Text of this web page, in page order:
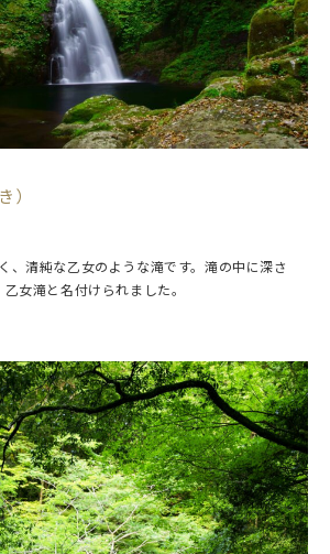
）
、清純な乙女のような滝です。滝の中に深さ
女滝と名付けられました。